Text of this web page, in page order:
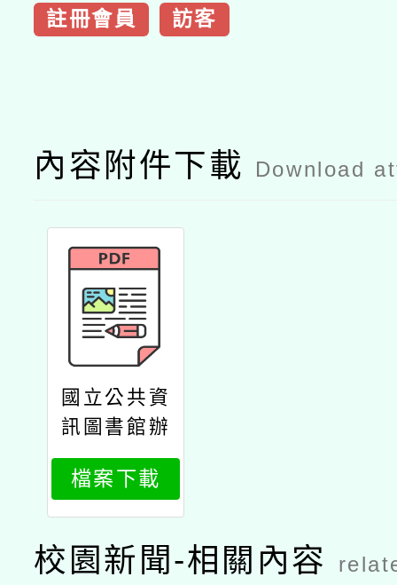
註冊會員 訪客
內容附件下載 Download
國立公共資
訊圖書館辦
理「以動物
為食」系列
講座暨書展
12月場次活
動資訊公文
檔案下載
校園新聞-相關內容